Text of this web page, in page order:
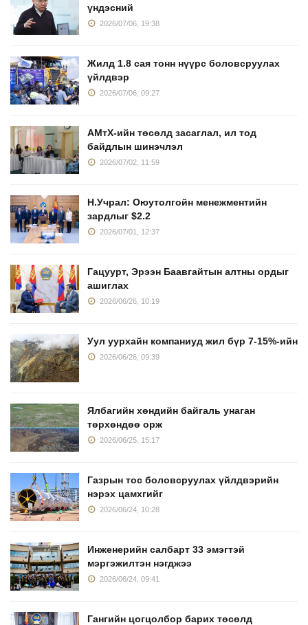
үндэсний
2026/07/06, 19:38
Жилд 1.8 сая тонн нүүрс боловсруулах
үйлдвэр
2026/07/06, 09:27
АМтХ-ийн төсөлд засаглал, ил тод
байдлын шинэчлэл
2026/07/02, 11:59
Н.Учрал: Оюутолгойн менежментийн
зардлыг $2.2
2026/07/01, 12:37
Гацуурт, Эрээн Баавгайтын алтны ордыг
ашиглах
2026/06/26, 10:19
Уул уурхайн компаниуд жил бүр 7-15%-ийн
2026/06/26, 09:39
Ялбагийн хөндийн байгаль унаган
төрхөндөө орж
2026/06/25, 15:17
Газрын тос боловсруулах үйлдвэрийн
нэрэх цамхгийг
2026/06/24, 10:28
Инженерийн салбарт 33 эмэгтэй
мэргэжилтэн нэгджээ
2026/06/24, 09:41
Гангийн цогцолбор барих төсөлд